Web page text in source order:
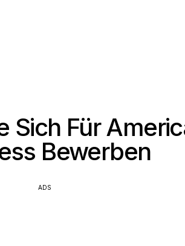
Sich Für
Bewerben
ADS